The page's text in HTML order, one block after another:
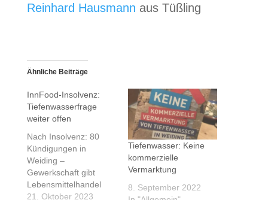
Reinhard Hausmann aus Tüßling
Ähnliche Beiträge
InnFood-Insolvenz:
Tiefenwasserfrage
weiter offen
Nach Insolvenz: 80
Kündigungen in
Weiding –
Gewerkschaft gibt
Lebensmittelhandel
Mitschuld, Von
21. Oktober 2023
Tiefenwasser: Keine
kommerzielle
Vermarktung
8. September 2022